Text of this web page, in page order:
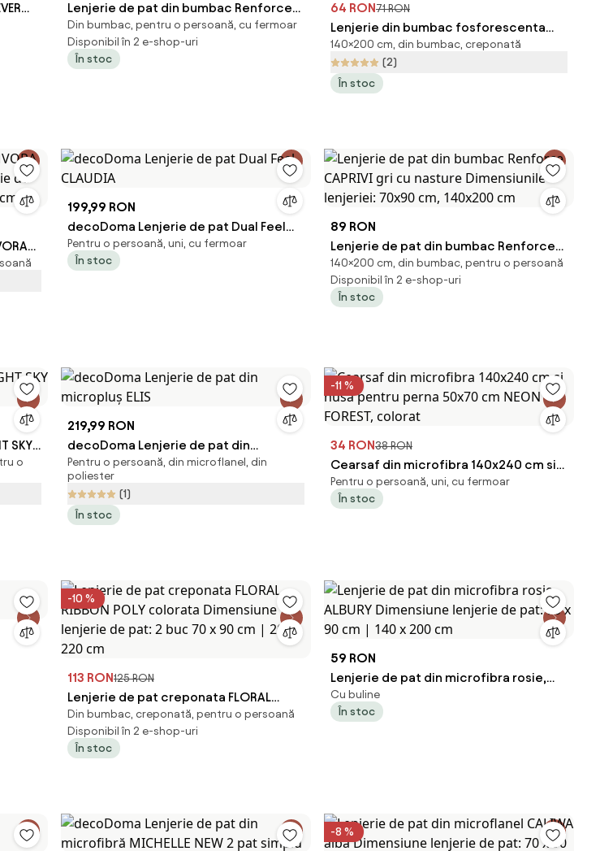
Lenjerie de pat din bumbac Renforce
CAPRIVI gri Dimensiune lenjerie de pat:
70 x 90 cm | 140 x 200 cm
Din bumbac, pentru o persoană, cu fermoar
Disponibil în 2 e-shop-uri
În stoc
64 RON71 RON
Lenjerie din bumbac fosforescenta
ZIUA PARIS, NOAPTE LONDRA alba
Dimensiune lenjerie de pat: 70 x 90 cm
| 140 x 200 cm
140×200 cm, din bumbac, creponată
(2)
În stoc
de
199,99 RON
decoDoma Lenjerie de pat Dual Feel
CLAUDIA
Pentru o persoană, uni, cu fermoar
În stoc
89 RON
Lenjerie de pat din bumbac Renforce
CAPRIVI gri cu nasture Dimensiunile
lenjeriei: 70x90 cm, 140x200 cm
140×200 cm, din bumbac, pentru o persoană
Disponibil în 2 e-shop-uri
În stoc
SKY
o
219,99 RON
decoDoma Lenjerie de pat din
micropluş ELIS
Pentru o persoană, din microflanel, din
poliester
(1)
În stoc
-11 %
34 RON38 RON
Cearsaf din microfibra 140x240 cm si
husa pentru perna 50x70 cm NEON
FOREST, colorat
Pentru o persoană, uni, cu fermoar
În stoc
-10 %
113 RON125 RON
Lenjerie de pat creponata FLORAL
RIBBON POLY colorata Dimensiune
lenjerie de pat: 2 buc 70 x 90 cm | 200 x
220 cm
Din bumbac, creponată, pentru o persoană
Disponibil în 2 e-shop-uri
În stoc
59 RON
Lenjerie de pat din microfibra rosie,
ALBURY Dimensiune lenjerie de pat: 70 x
90 cm | 140 x 200 cm
Cu buline
În stoc
-8 %